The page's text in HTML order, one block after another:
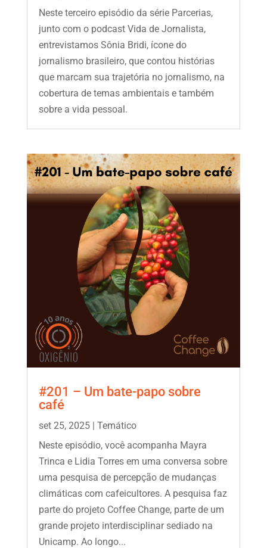
Neste terceiro episódio da série Parcerias,
junto com o podcast Vida de Jornalista,
entrevistamos Sônia Bridi, ícone do
jornalismo brasileiro, que contou histórias
que marcam sua trajetória no jornalismo, na
cobertura de temas ambientais e também
sobre a vida pessoal.
#201 – Um bate-papo sobre
café
set 25, 2025| Temático
Neste episódio, você acompanha Mayra
Trinca e Lidia Torres em uma conversa sobre
uma pesquisa de percepção de mudanças
climáticas com cafeicultores. A pesquisa faz
parte do projeto Coffee Change, parte de um
grande projeto interdisciplinar sediado na
Unicamp. Ao longo...